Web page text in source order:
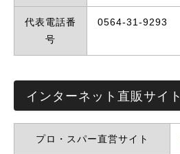
代表電話番
号
0564-31-9293
インターネット直販サイト
プロ・スパー直営サイト